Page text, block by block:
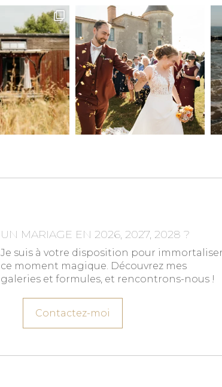
UN MARIAGE EN 2026, 2027, 2028 ?
Je suis à votre disposition pour immortaliser
ce moment magique. Découvrez mes
galeries et formules, et rencontrons-nous !
Contactez-moi